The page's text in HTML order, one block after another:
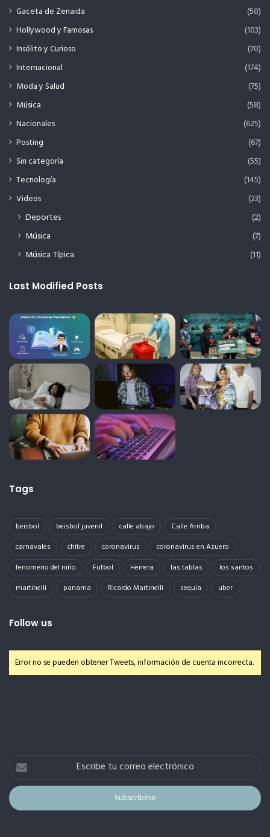
Gaceta de Zenaida
(50)
Hollywood y Famosas
(103)
Insólito y Curioso
(70)
Internacional
(174)
Moda y Salud
(75)
Música
(58)
Nacionales
(625)
Posting
(67)
Sin categoría
(55)
Tecnología
(145)
Videos
(23)
Deportes
(2)
Música
(7)
Música Típica
(11)
Last Modified Posts
Tags
beisbol beisbol juvenil calle abajo
Calle Arriba
carnavales
chitre coronavirus
coronavirus en Azuero
fenomeno del niño
Futbol Herrera las tablas
los santos
martinelli
panama Ricardo Martinelli sequia uber
Follow us
Error no se pueden obtener Tweets, información de cuenta incorrecta.
Escribe
correo
electrónico